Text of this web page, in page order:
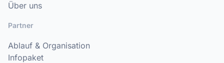
Über uns
Partner
Ablauf & Organisation
Infopaket